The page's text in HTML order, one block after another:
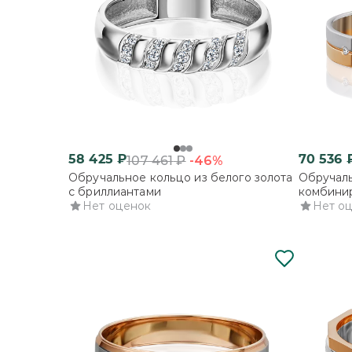
58 425 ₽107 461₽ -46%
Обручальное кольцо из белого золота
с бриллиантами
Нет оценок
70 536
Нет